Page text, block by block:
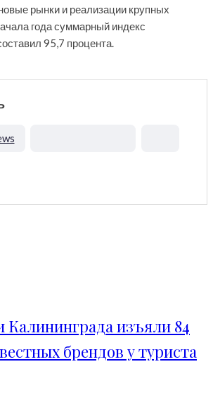
рынки и реализации крупных
года суммарный индекс
95,7 процента.
изъяли 84
брендов у туриста